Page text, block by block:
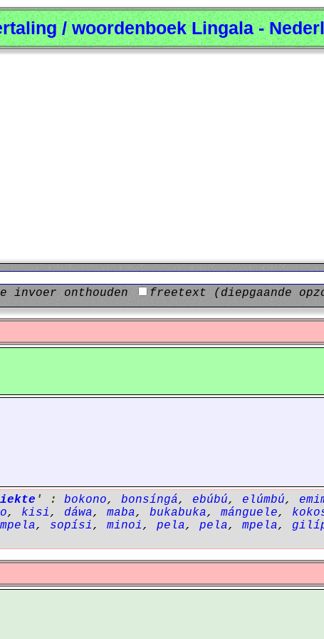
/ woordenboek Lingala -
invoer onthouden
freetext (diepgaande
' : bokono, bonsíngá, ebúbú, elúmbú,
, kisi, dáwa, maba, bukabuka, mánguele,
mpela, sopísi, minoi, pela, pela, mpela,